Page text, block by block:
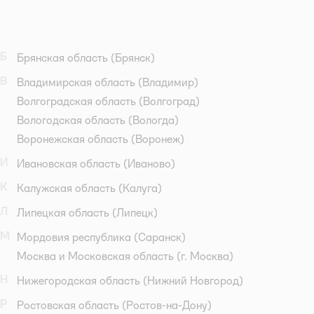
Брянская область (Брянск)
Владимирская область (Владимир)
Волгоградская область (Волгоград)
Вологодская область (Вологда)
Воронежская область (Воронеж)
Ивановская область (Иваново)
Калужская область (Калуга)
Липецкая область (Липецк)
Мордовия республика (Саранск)
Москва и Московская область (г. Москва)
Нижегородская область (Нижний Новгород)
Ростовская область (Ростов-на-Дону)